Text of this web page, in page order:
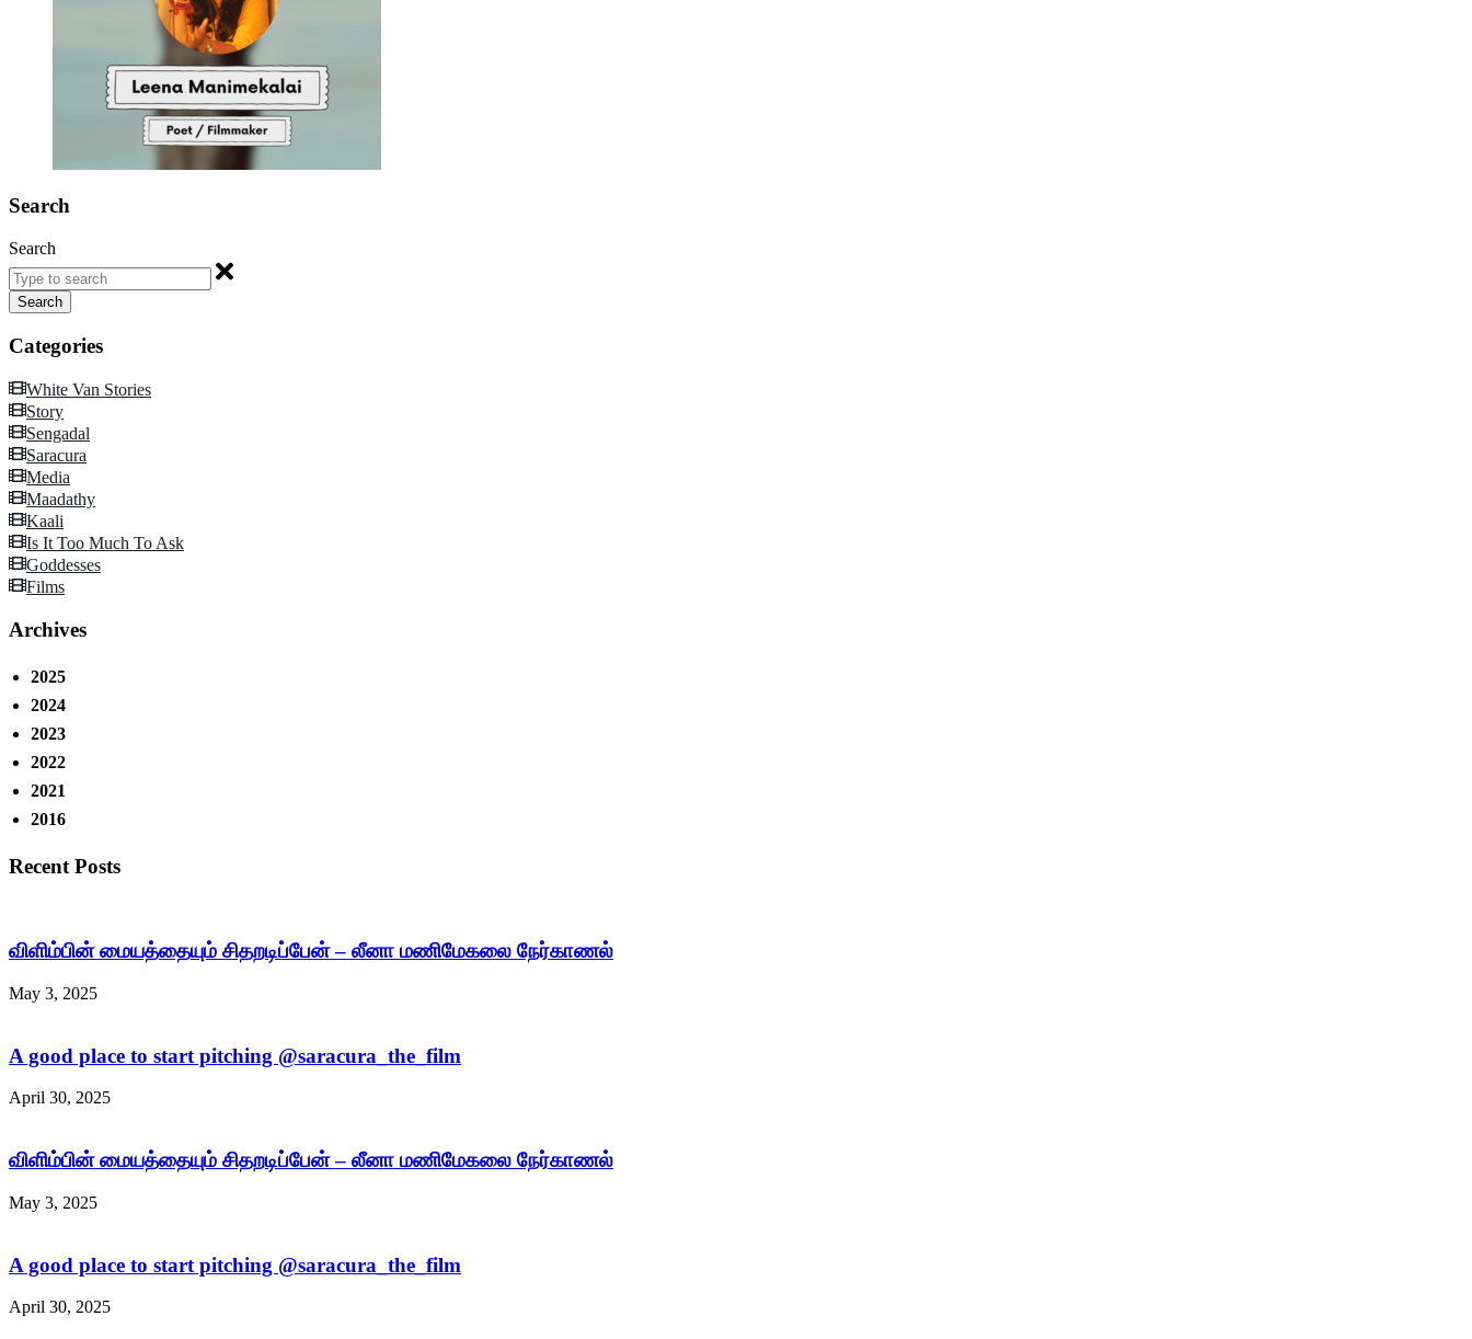
Search
Search
Search
Categories
White Van Stories
Story
Sengadal
Saracura
Media
Maadathy
Kaali
Is It Too Much To Ask
Goddesses
Films
Archives
2025
2024
2023
2022
2021
2016
Recent Posts
விளிம்பின் மையத்தையும் சிதறடிப்பேன் – லீனா மணிமேகலை நேர்காணல்
May 3, 2025
A good place to start pitching @saracura_the_film
April 30, 2025
விளிம்பின் மையத்தையும் சிதறடிப்பேன் – லீனா மணிமேகலை நேர்காணல்
May 3, 2025
A good place to start pitching @saracura_the_film
April 30, 2025